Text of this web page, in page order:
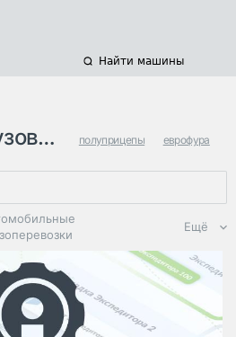
Найти машины
полуприцепы еврофура
ИТ в
Ещё